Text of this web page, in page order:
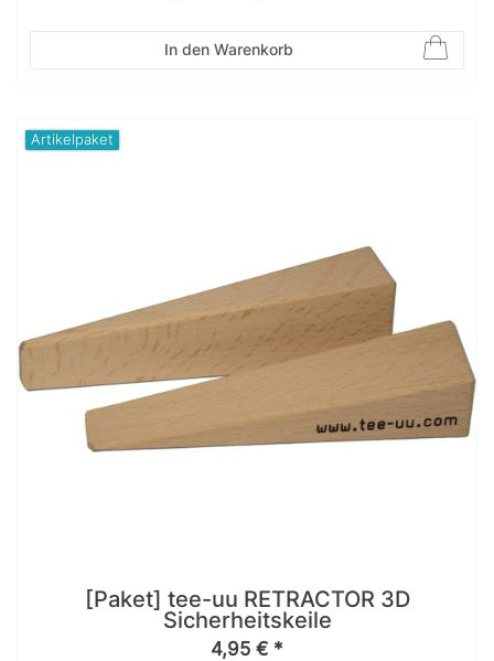
In den Warenkorb
Artikelpaket
[Paket] tee-uu RETRACTOR 3D
Sicherheitskeile
4,95 € *